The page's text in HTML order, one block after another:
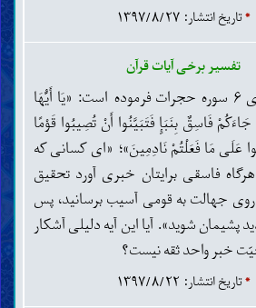
گذشته
و خویشاوندان
به نیازمندان
خوردن خشم
*تاریخ انتشار: ۱۳۹۷/۸/۲۷
تفسیر برخی آیات قرآن
خداوند در آیه‌ی ۶ سوره حجرات فرموده است: «يَا أَيُّهَا
جَاءَكُمْ فَاسِقٌ بِنَبَإٍ فَتَبَيَّنُوا أَنْ تُصِيبُوا قَوْمًا
عَلَى مَا فَعَلْتُمْ نَادِمِينَ»؛ «ای کسانی که
هرگاه فاسقی برایتان خبری آورد تحقیق
روی جهالت به قومی آسیب برسانید، پس
پشیمان شوید». آیا این آیه دلیلی آشکار
خبر واحد ثقه نیست؟
*تاریخ انتشار: ۱۳۹۷/۸/۲۲